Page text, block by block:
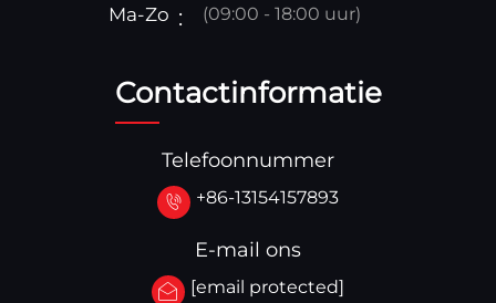
Ma-Zo (09:00 - 18:00 uur)
Contactinformatie
Telefoonnummer
+86-13154157893
E-mail ons
[email protected]